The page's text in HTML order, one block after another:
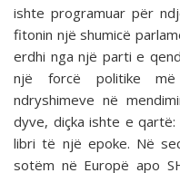
ishte programuar për
fitonin një shumicë
erdhi nga një parti e
një forcë politike më
ndryshimeve në
dyve, diçka ishte e qartë:
libri të një epoke. Në
sotëm në Europë apo